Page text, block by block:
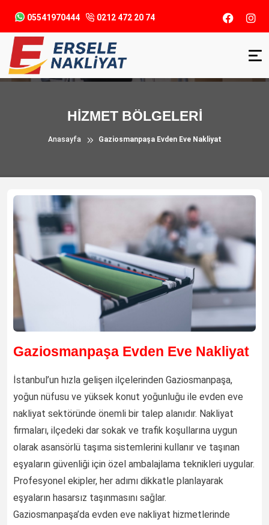
05541970444 0212 472 20 74
HİZMET BÖLGELERİ
Anasayfa Gaziosmanpaşa Evden Eve Nakliyat
Gaziosmanpaşa Evden Eve Nakliyat
İstanbul’un hızla gelişen ilçelerinden Gaziosmanpaşa,
yoğun nüfusu ve yüksek konut yoğunluğu ile evden eve
nakliyat sektöründe önemli bir talep alanıdır. Nakliyat
firmaları, ilçedeki dar sokak ve trafik koşullarına uygun
olarak asansörlü taşıma sistemlerini kullanır ve taşınan
eşyaların güvenliği için özel ambalajlama teknikleri uygular.
Profesyonel ekipler, her adımı dikkatle planlayarak
eşyaların hasarsız taşınmasını sağlar.
Gaziosmanpaşa’da evden eve nakliyat hizmetlerinde